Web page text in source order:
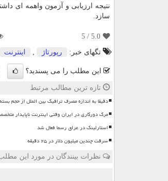
نتیجه ارزیابی و آزمون واهمه ای
سازد.
5.0
/ 5
تگهای خبر:
رپورتاژ اینترنت
این مطلب را می پسندید؟
تازه ترین مطالب مرتبط
دقیقا به اندازه مصرف ترافیک بین الملل از حجم
مرگ دورکاری در ایران وقتی اینترنت ناپایدار
استارلینک در عراق رسما فعال شد
سرقت چندین میلیون دلار در ۲۵ دقیقه
نظرات بینندگان در مورد این